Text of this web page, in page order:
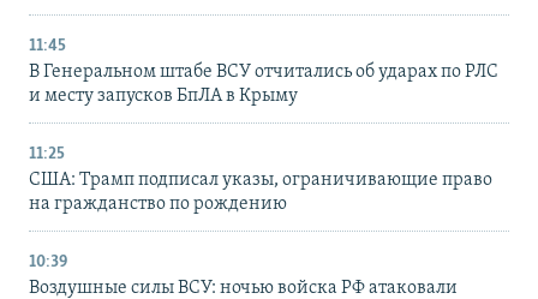
11:45
В Генеральном штабе ВСУ отчитались об ударах по РЛС
и месту запусков БпЛА в Крыму
11:25
США: Трамп подписал указы, ограничивающие право
на гражданство по рождению
10:39
Воздушные силы ВСУ: ночью войска РФ атаковали